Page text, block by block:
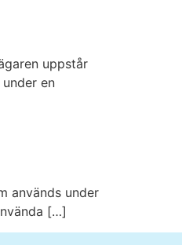
uppstår
en
används under
[…]